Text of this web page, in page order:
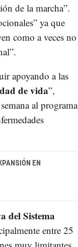
de la marcha”.
ya que
como a veces no
apoyando a las
de vida”,
al programa
EN
del Sistema
entre 25